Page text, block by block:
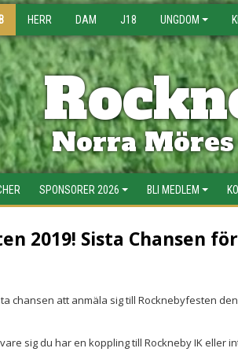
HERR DAM J18 UNGDOM
Norra
SPONSORER 2026 BLI MEDLEM
2019! Sista Chansen för
chansen att anmäla sig till Rocknebyfesten
sig du har en koppling till Rockneby IK eller